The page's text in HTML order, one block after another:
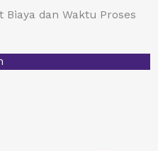
dan Waktu Proses